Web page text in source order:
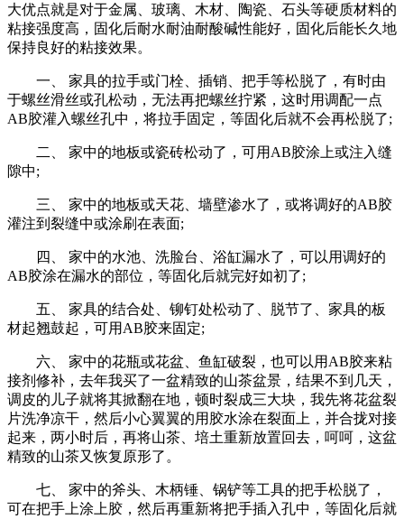
大优点就是对于金属、玻璃、木材、陶瓷、石头等硬质材料的
粘接强度高，固化后耐水耐油耐酸碱性能好，固化后能长久地
保持良好的粘接效果。
一、 家具的拉手或门栓、插销、把手等松脱了，有时由
于螺丝滑丝或孔松动，无法再把螺丝拧紧，这时用调配一点
AB胶灌入螺丝孔中，将拉手固定，等固化后就不会再松脱了;
二、 家中的地板或瓷砖松动了，可用AB胶涂上或注入缝
隙中;
三、 家中的地板或天花、墙壁渗水了，或将调好的AB胶
灌注到裂缝中或涂刷在表面;
四、 家中的水池、洗脸台、浴缸漏水了，可以用调好的
AB胶涂在漏水的部位，等固化后就完好如初了;
五、 家具的结合处、铆钉处松动了、脱节了、家具的板
材起翘鼓起，可用AB胶来固定;
六、 家中的花瓶或花盆、鱼缸破裂，也可以用AB胶来粘
接剂修补，去年我买了一盆精致的山茶盆景，结果不到几天，
调皮的儿子就将其掀翻在地，顿时裂成三大块，我先将花盆裂
片洗净凉干，然后小心翼翼的用胶水涂在裂面上，并合拢对接
起来，两小时后，再将山茶、培土重新放置回去，呵呵，这盆
精致的山茶又恢复原形了。
七、 家中的斧头、木柄锤、锅铲等工具的把手松脱了，
可在把手上涂上胶，然后再重新将把手插入孔中，等固化后就